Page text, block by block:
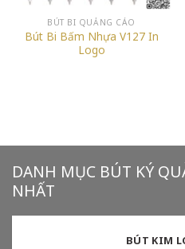
BÚT BI QUẢNG CÁO
Bút Bi Bấm Nhựa V127 In
Logo
DANH MỤC BÚT KÝ
NHẤT
BÚT KIM